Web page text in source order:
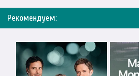
Рекомендуем: